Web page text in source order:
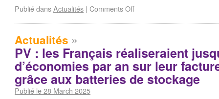
Publié dansActualités | Comments Off
Actualités »
PV : les Français réaliseraient
d’économies par an sur leur
grâce aux batteries de stockage
Publié le 28 March 2025